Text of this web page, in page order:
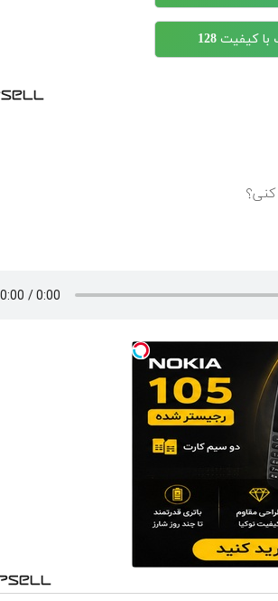
کیفیت 128